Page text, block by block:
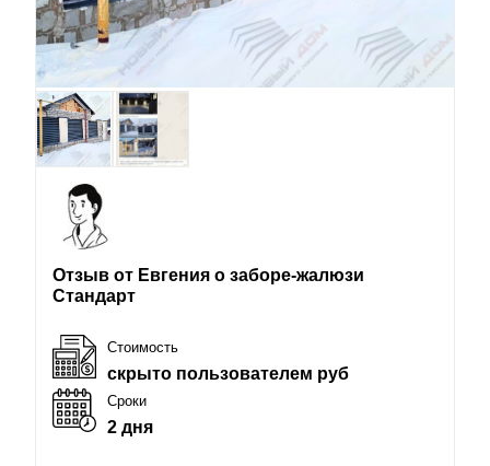
Отзыв от Евгения о заборе-жалюзи
Стандарт
Стоимость
скрыто пользователем руб
Сроки
2 дня